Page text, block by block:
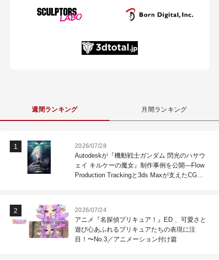
週間ランキング 月間ランキング
2026/07/28
Autodeskが『機動戦士ガンダム 閃光のハサウ
ェイ キルケーの魔女』制作事例を公開―Flow
Production Trackingと3ds Maxが支えたCG制
2026/07/24
アニメ『名探偵プリキュア！』ED 、可愛さと
遊び心あふれるプリキュアたちの表現に注
目！〜No.3／アニメーション付け篇